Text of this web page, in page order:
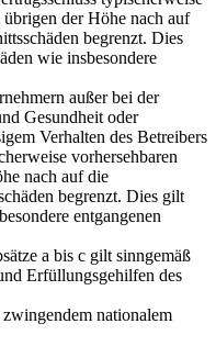
der Höhe nach auf
begrenzt. Dies
wie insbesondere
außer bei der
Gesundheit oder
Verhalten des Betreibers
vorhersehbaren
nach auf die
begrenzt. Dies gilt
entgangenen
a bis c gilt sinngemäß
Erfüllungsgehilfen des
nationalem